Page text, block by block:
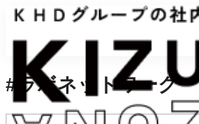
#ラボネットワーク